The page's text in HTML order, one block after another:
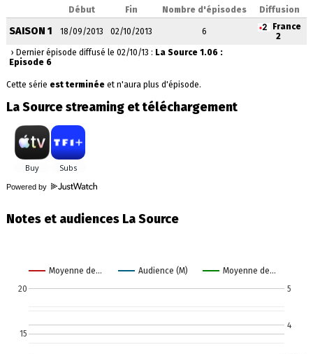
Début Fin Nombre d'épisodes Diffusion
SAISON 1 18/09/2013 02/10/2013 6
France
2
› Dernier épisode diffusé le 02/10/13 : La Source 1.06 :
Episode 6
Cette série est terminéeet n'aura plus d'épisode.
La Source streaming et téléchargement
Powered by
Notes et audiences La Source
Moyenne de… Audience (M) Moyenne de…
15
20
4
5